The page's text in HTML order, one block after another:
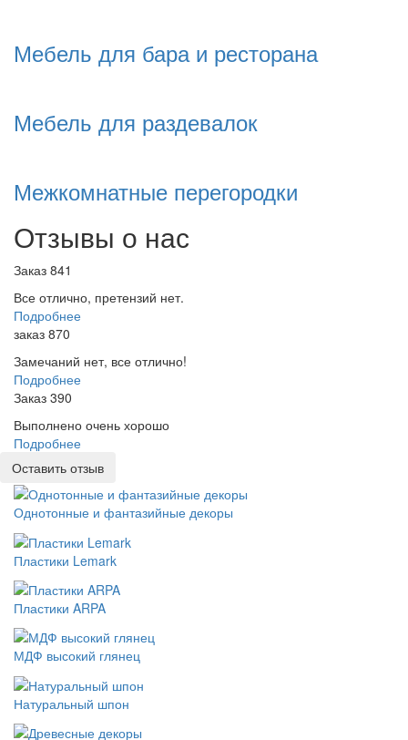
Мебель для бара и ресторана
Мебель для раздевалок
Межкомнатные перегородки
Отзывы о нас
Заказ 841
Все отлично, претензий нет.
Подробнее
заказ 870
Замечаний нет, все отлично!
Подробнее
Заказ 390
Выполнено очень хорошо
Подробнее
Оставить отзыв
Однотонные и фантазийные декоры
Пластики Lemark
Пластики ARPA
МДФ высокий глянец
Натуральный шпон